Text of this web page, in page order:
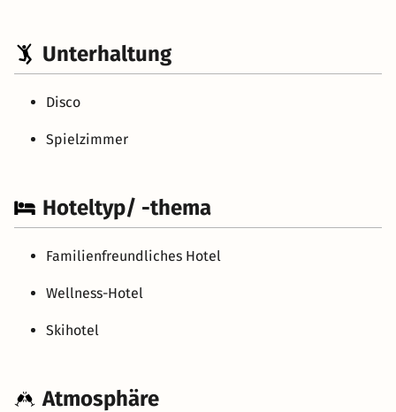
Unterhaltung
Disco
Spielzimmer
Hoteltyp/ -thema
Familienfreundliches Hotel
Wellness-Hotel
Skihotel
Atmosphäre